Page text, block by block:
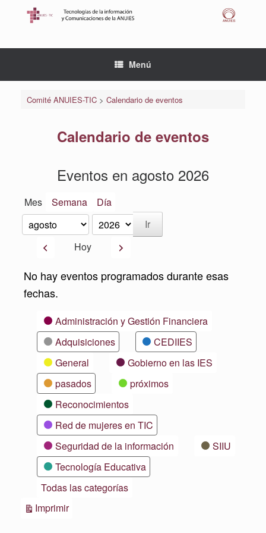
Menú
Comité ANUIES-TIC> Calendario de eventos
Calendario de eventos
Eventos en agosto 2026
Mes Semana Día
Mes
Año
AnteriorHoy Siguiente
No hay eventos programados durante esas
fechas.
CategoríasAdministración y Gestión Financiera
Adquisiciones
CEDIIES
General
Gobierno en las IES
pasados
próximos
Reconocimientos
Red de mujeres en TIC
Seguridad de la información
SIIU
Tecnología Educativa
Todas las categorías
ImprimirVistas